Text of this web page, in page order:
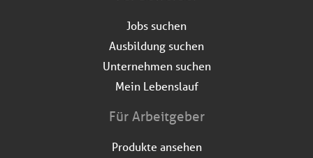
Jobs suchen
Ausbildung suchen
Unternehmen suchen
Mein Lebenslauf
Für Arbeitgeber
Produkte ansehen